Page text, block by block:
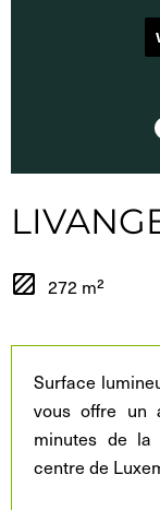
272 m²
Surface
vous offre un
minutes de
centre de